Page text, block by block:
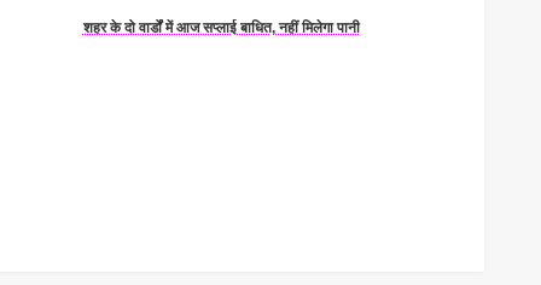
शहर के दो वार्डों में आज सप्लाई बाधित, नहीं मिलेगा पानी